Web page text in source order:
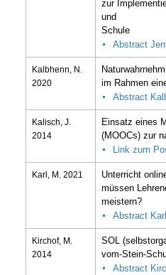
zur
und
Schule
Abstract
Kalbhenn, N.
2020
im Rahmen
Abstract
Kalisch, J.
2014
Einsatz eines
(MOOCs) zur
Link zum
Karl, M. 2021
Unterricht
müssen
meistern?
Abstract Karl
Kirchof, M.
2014
SOL
vom-Stein-
Abstract